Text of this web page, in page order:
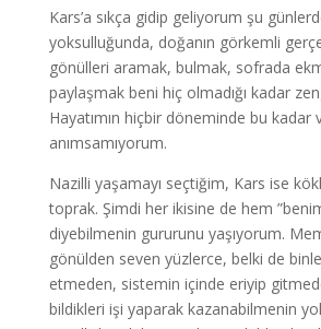
Kars’a sıkça gidip geliyorum şu
yoksulluğunda, doğanın görkemli
gönülleri aramak, bulmak, sofrada
paylaşmak beni hiç olmadığı kadar
Hayatımın hiçbir döneminde bu kadar
anımsamıyorum.
Nazilli yaşamayı seçtiğim, Kars ise
toprak. Şimdi her ikisine de hem
diyebilmenin gururunu yaşıyorum.
gönülden seven yüzlerce, belki de
etmeden, sistemin içinde eriyip
bildikleri işi yaparak kazanabilmenin